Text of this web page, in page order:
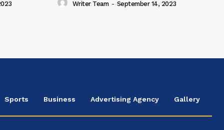
Writer Team - September 14, 2023
Sports Business Advertising Agency Gallery